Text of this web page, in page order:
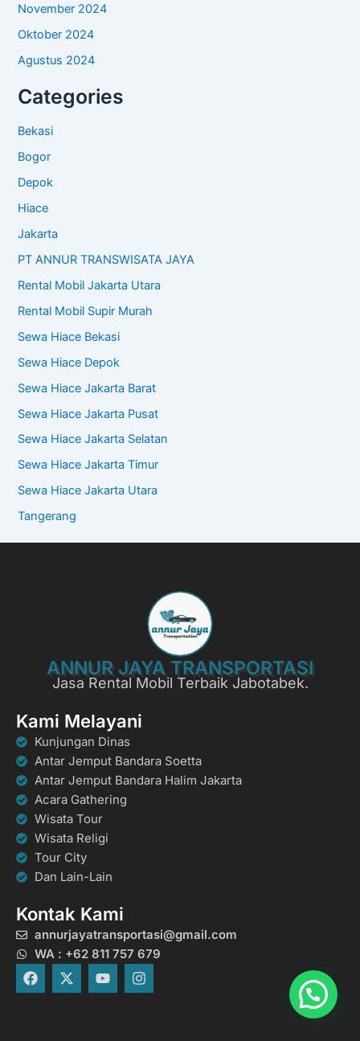
November 2024
Oktober 2024
Agustus 2024
Categories
Bekasi
Bogor
Depok
Hiace
Jakarta
PT ANNUR TRANSWISATA JAYA
Rental Mobil Jakarta Utara
Rental Mobil Supir Murah
Sewa Hiace Bekasi
Sewa Hiace Depok
Sewa Hiace Jakarta Barat
Sewa Hiace Jakarta Pusat
Sewa Hiace Jakarta Selatan
Sewa Hiace Jakarta Timur
Sewa Hiace Jakarta Utara
Tangerang
ANNUR JAYA TRANSPORTASI
Jasa Rental Mobil Terbaik Jabotabek.
Kami Melayani
Kunjungan Dinas
Antar Jemput Bandara Soetta
Antar Jemput Bandara Halim Jakarta
Acara Gathering
Wisata Tour
Wisata Religi
Tour City
Dan Lain-Lain
Kontak Kami
annurjayatransportasi@gmail.com
WA : +62 811 757 679
F
a
X
-
Y
o
I
n